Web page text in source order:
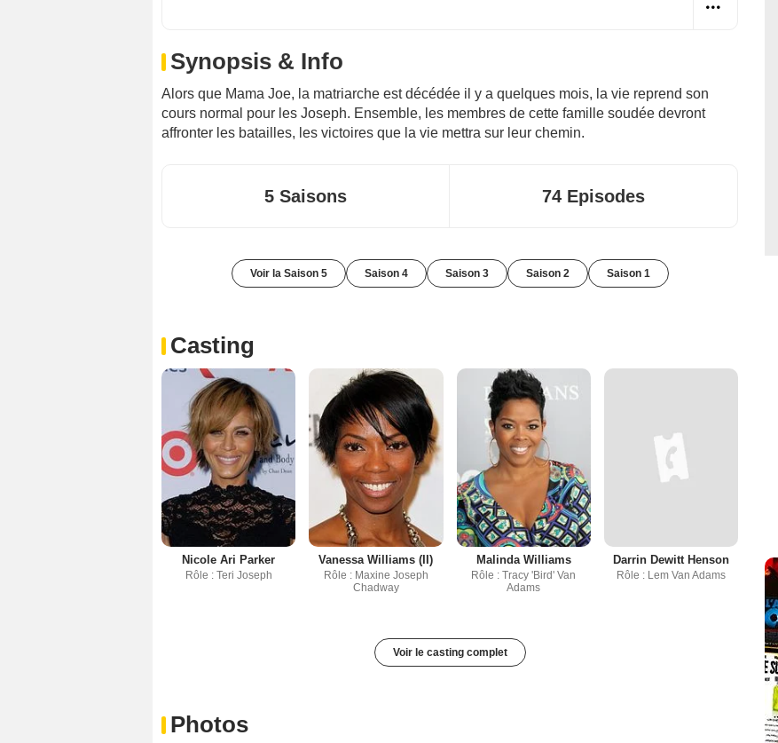
Synopsis & Info
Alors que Mama Joe, la matriarche est décédée il y a quelques mois, la vie reprend son
cours normal pour les Joseph. Ensemble, les membres de cette famille soudée devront
affronter les batailles, les victoires que la vie mettra sur leur chemin.
5 Saisons 74 Episodes
Voir la Saison 5 Saison 4 Saison 3 Saison 2 Saison 1
Casting
Nicole Ari Parker
Rôle : Teri Joseph
Vanessa Williams (II)
Rôle : Maxine Joseph
Chadway
Malinda Williams
Rôle : Tracy 'Bird' Van
Adams
Darrin Dewitt Henson
Rôle : Lem Van Adams
Voir le casting complet
Photos